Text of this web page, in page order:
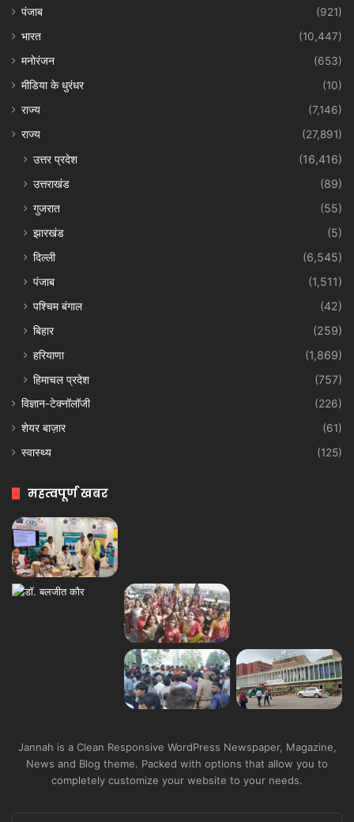
पंजाब
(921)
भारत
(10,447)
मनोरंजन
(653)
मीडिया के धुरंधर
(10)
राज्य
(7,146)
राज्य
(27,891)
उत्तर प्रदेश
(16,416)
उत्तराखंड
(89)
गुजरात
(55)
झारखंड
(5)
दिल्ली
(6,545)
पंजाब
(1,511)
पश्चिम बंगाल
(42)
बिहार
(259)
हरियाणा
(1,869)
हिमाचल प्रदेश
(757)
विज्ञान-टेक्नॉलॉजी
(226)
शेयर बाज़ार
(61)
स्वास्थ्य
(125)
महत्वपूर्ण खबर